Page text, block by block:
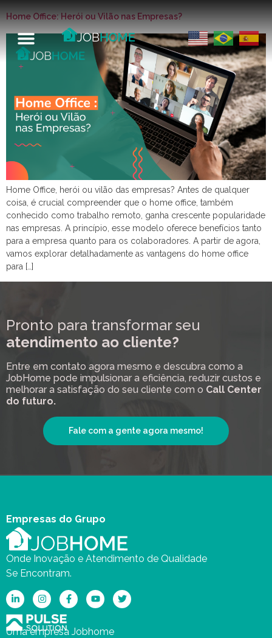
Home Office: Herói ou Vilão nas Empresas?
Home Office, herói ou vilão das empresas? Antes de qualquer
coisa, é crucial compreender que o home office, também
conhecido como trabalho remoto, ganha crescente popularidade
nas empresas. A princípio, esse modelo oferece benefícios tanto
para a empresa quanto para os colaboradores. A partir de agora,
vamos explorar detalhadamente as vantagens do home office
para […]
Pronto para transformar seu
atendimento ao cliente?
Entre em contato agora mesmo e descubra como a
JobHome pode impulsionar a eficiência, reduzir custos e
melhorar a satisfação do seu cliente com o Call Center
do futuro.
Fale com a gente agora mesmo!
Empresas do Grupo
Onde Inovação e Atendimento de Qualidade
Se Encontram.
Uma empresa Jobhome